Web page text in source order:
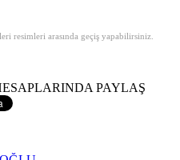
resimleri arasında geçiş yapabilirsiniz.
PAYLAŞ